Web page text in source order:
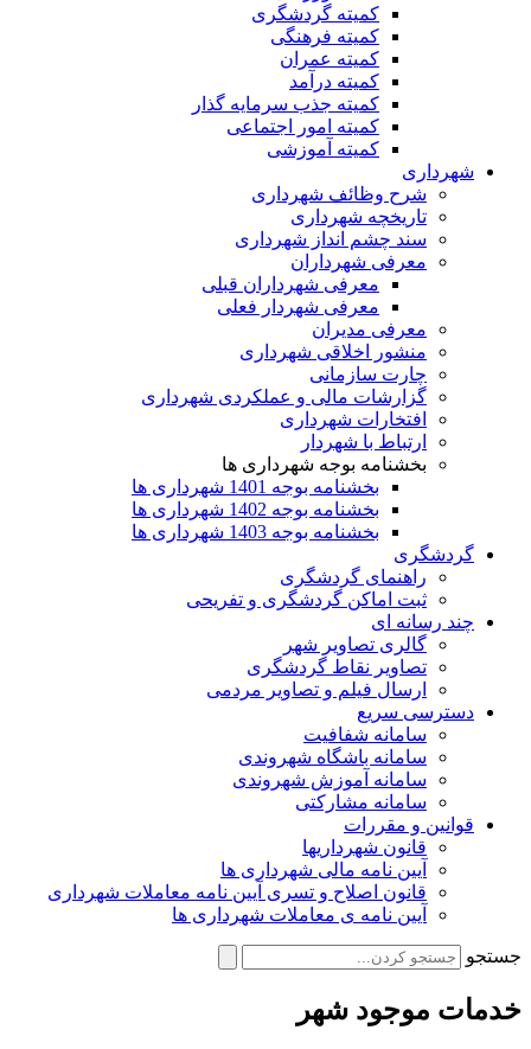
کمیته گردشگری
کمیته فرهنگی
کمیته عمران
کمیته درآمد
کمیته جذب سرمایه گذار
کمیته امور اجتماعی
کمیته آموزشی
شهرداری
شرح وظائف شهرداری
تاریخچه شهرداری
سند چشم انداز شهرداری
معرفی شهرداران
معرفی شهرداران قبلی
معرفی شهردار فعلی
معرفی مدیران
منشور اخلاقی شهرداری
چارت سازمانی
گزارشات مالی و عملکردی شهرداری
افتخارات شهرداری
ارتباط با شهردار
بخشنامه بوجه شهرداری ها
بخشنامه بوجه 1401 شهرداری ها
بخشنامه بوجه 1402 شهرداری ها
بخشنامه بوجه 1403 شهرداری ها
گردشگری
راهنمای گردشگری
ثبت اماکن گردشگری و تفریحی
چند رسانه ای
گالری تصاویر شهر
تصاویر نقاط گردشگری
ارسال فیلم و تصاویر مردمی
دسترسی سریع
سامانه شفافیت
سامانه باشگاه شهروندی
سامانه آموزش شهروندی
سامانه مشارکتی
قوانین و مقررات
قانون شهرداریها
آیین نامه مالی شهرداری ها
قانون اصلاح و تسری آیین نامه معاملات شهرداری
آیین نامه ی معاملات شهرداری ها
جستجو
خدمات موجود شهر